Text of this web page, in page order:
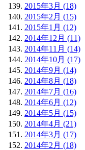
2015年3月 (18)
2015年2月 (15)
2015年1月 (12)
2014年12月 (11)
2014年11月 (14)
2014年10月 (17)
2014年9月 (14)
2014年8月 (18)
2014年7月 (16)
2014年6月 (12)
2014年5月 (15)
2014年4月 (21)
2014年3月 (17)
2014年2月 (18)